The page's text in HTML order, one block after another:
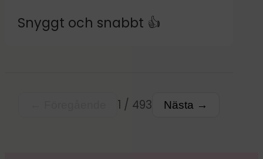
Snyggt och snabbt 👍
1 / 493 Nästa →